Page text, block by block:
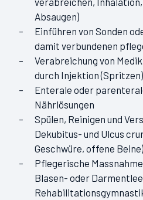
Absaugen)
Einführen von Sonden
damit verbundenen
Verabreichung von
durch Injektion
Enterale oder
Nährlösungen
Spülen, Reinigen und
Dekubitus- und Ulcus
Geschwüre, offene Beine)
Pflegerische
Blasen- oder